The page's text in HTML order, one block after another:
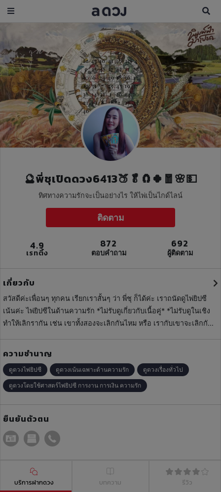
🔮พี่ชุเปิดดวง6413🍑🥬🧲🍀🧧🌸💵
ทิศทางความรักจะเป็นอย่างไร ให้ไพ่เป็นไกด์ไลน์
ติดตาม
4.9
เรทติ้ง
872
ตอบคำถาม
692
ผู้ติดตาม
เกี่ยวกับ
สวัสดีค่ะเพื่อนๆ ทุกคน เรียกเราสั้นๆ ว่า พี่ชุ ก็ได้ค่ะ เราถนัดดูไพ่ยิปซี
เน้นค่ะ ไพ่ยิปซีในด้านความรัก *ไม่รับดูเกี่ยวกับเนื้อคู่* *ไม่รับดูในเชิง
ทำให้เลิกรากัน เช่น เขาทั้งสองจะเลิกกันไหม หรือ เรากับเขาจะเลิกกัน
ความชำนาญ
ดูดวงไพ่ยิปซี ดูดวงเน้นเฉพาะด้านความรัก ดูดวงเรื่องทั่วไป
ดูดวงโดยใช้ศาสตร์ไพ่ยิปซี การงาน การเงิน ความรัก
ยืนยันตัวตน
บริการฝากดวง บทความ รีวิว